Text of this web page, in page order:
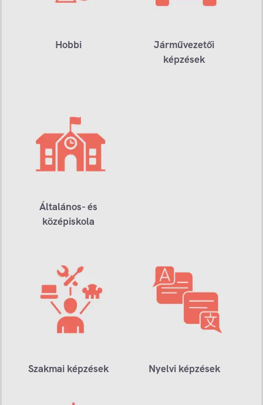
Hobbi
Járművezetői
képzések
Általános- és
középiskola
Szakmai képzések Nyelvi képzések